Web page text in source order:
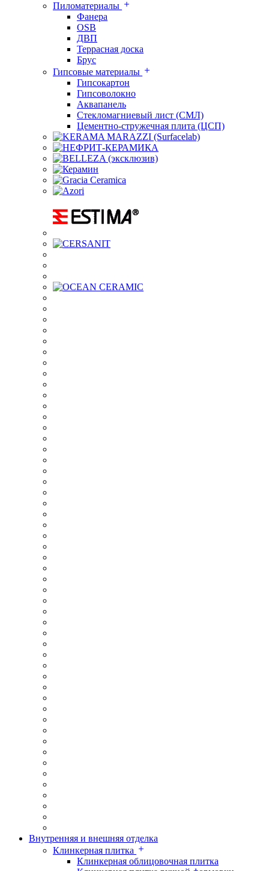
Пиломатериалы
Фанера
OSB
ДВП
Террасная доска
Брус
Гипсовые материалы
Гипсокартон
Гипсоволокно
Аквапанель
Стекломагниевый лист (СМЛ)
Цементно-стружечная плита (ЦСП)
Внутренняя и внешняя отделка
Клинкерная плитка
Клинкерная облицовочная плитка